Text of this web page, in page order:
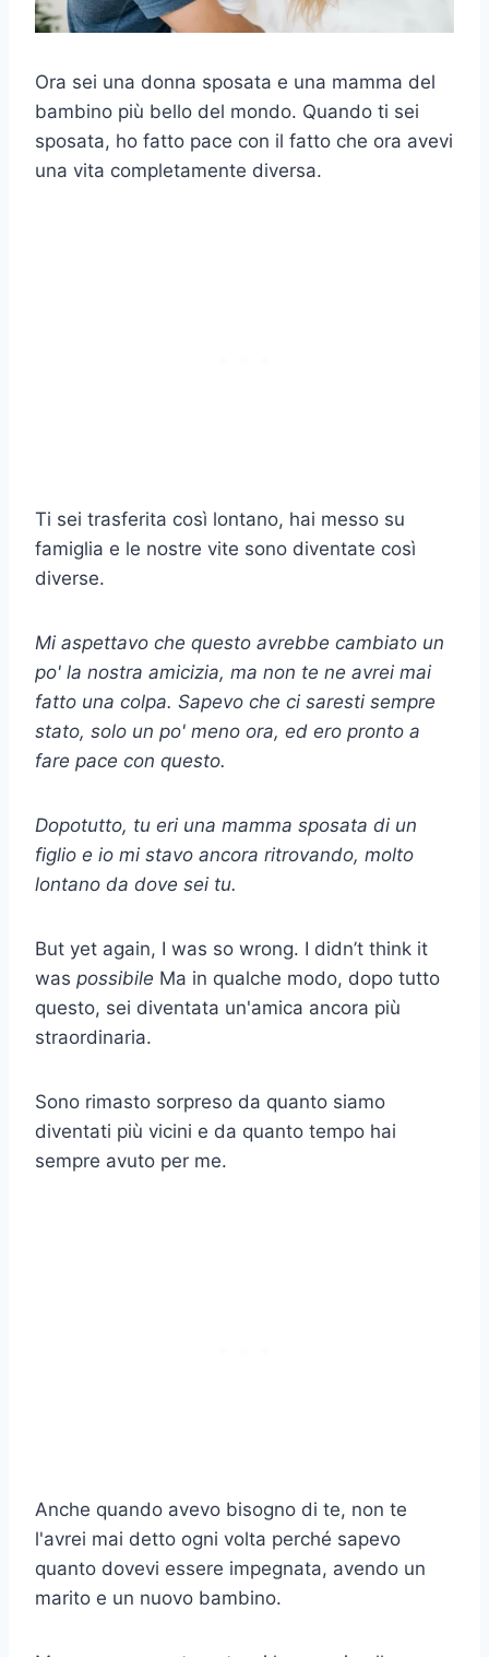
Ora sei una donna sposata e una mamma del
bambino più bello del mondo. Quando ti sei
sposata, ho fatto pace con il fatto che ora avevi
una vita completamente diversa.
Ti sei trasferita così lontano, hai messo su
famiglia e le nostre vite sono diventate così
diverse.
Mi aspettavo che questo avrebbe cambiato un
po' la nostra amicizia, ma non te ne avrei mai
fatto una colpa. Sapevo che ci saresti sempre
stato, solo un po' meno ora, ed ero pronto a
fare pace con questo.
Dopotutto, tu eri una mamma sposata di un
figlio e io mi stavo ancora ritrovando, molto
lontano da dove sei tu.
But yet again, I was so wrong. I didn’t think it
was possibile Ma in qualche modo, dopo tutto
questo, sei diventata un'amica ancora più
straordinaria.
Sono rimasto sorpreso da quanto siamo
diventati più vicini e da quanto tempo hai
sempre avuto per me.
Anche quando avevo bisogno di te, non te
l'avrei mai detto ogni volta perché sapevo
quanto dovevi essere impegnata, avendo un
marito e un nuovo bambino.